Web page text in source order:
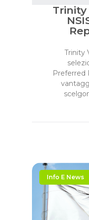
Trinity
Trinity
Preferred
Info E News